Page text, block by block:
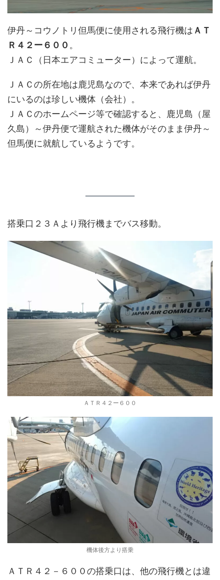
伊丹～コウノトリ但馬便に使用される飛行機は ＡＴ
Ｒ４２ー６００ 。
ＪＡＣ（日本エアコミューター）によって運航。
ＪＡＣの所在地は鹿児島なので、本来であれば伊丹
にいるのは珍しい機体（会社）。
ＪＡＣのホームページ等で確認すると、鹿児島（屋
久島）～伊丹便で運航された機体がそのまま伊丹～
但馬便に就航しているようです。
搭乗口２３Ａより飛行機までバス移動。
ＡＴＲ４２ー６００
機体後方より搭乗
ＡＴＲ４２－６００の搭乗口は、他の飛行機とは違